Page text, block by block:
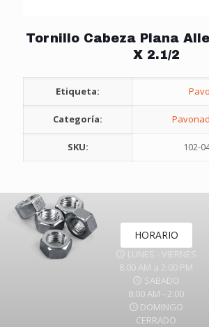
Tornillo Cabeza Plana
X 2.1/2
Etiqueta:
Categoría:
SKU: 102-
HORARIO
LUNES - VIERNES
8:00 AM a 2:00 PM
SABADO
8:00 AM - 2:00
DOMINGO
CERRADO